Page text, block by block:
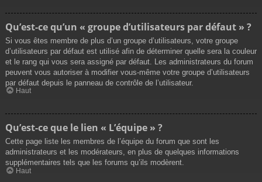
Qu’est-ce qu’un « groupe d’utilisateurs par défaut » ?
Si vous êtes membre de plus d’un groupe d’utilisateurs, votre groupe
d’utilisateurs par défaut est utilisé afin de déterminer quelle sera la couleur
et le rang qui vous sera assigné par défaut. Les administrateurs du forum
peuvent vous autoriser à modifier vous-même votre groupe d’utilisateurs
par défaut depuis le panneau de contrôle de l’utilisateur.
Haut
Qu’est-ce que le lien « L’équipe » ?
Cette page liste les membres de l’équipe du forum que sont les
administrateurs et les modérateurs, en plus de quelques informations
supplémentaires tels que les forums qu’ils modèrent.
Haut